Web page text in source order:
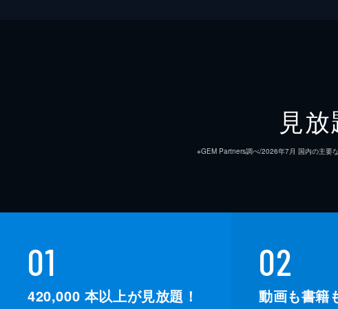
見
※GEM Partners調べ/2026年7⽉ 国内の主要
01
420,000 本以上が見放題！
02
動画も書籍